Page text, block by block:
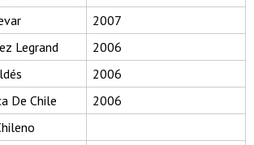
2007
Legrand
2006
2006
De Chile
2006